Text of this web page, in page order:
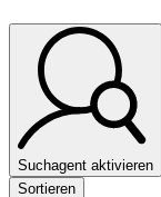
Suchagent aktivieren
Sortieren